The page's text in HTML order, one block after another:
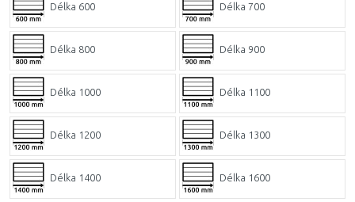
Délka 600 Délka 700
Délka 800 Délka 900
Délka 1000 Délka 1100
Délka 1200 Délka 1300
Délka 1400 Délka 1600